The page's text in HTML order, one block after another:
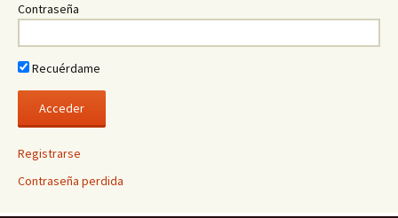
Contraseña
Recuérdame
Registrarse
Contraseña perdida